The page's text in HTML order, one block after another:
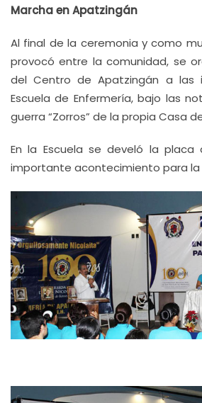
Marcha en Apatzingán
Al final de la ceremonia y como
provocó entre la comunidad, se
del Centro de Apatzingán a las
Escuela de Enfermería, bajo las
guerra “Zorros” de la propia Casa
En la Escuela se develó la
importante acontecimiento para la